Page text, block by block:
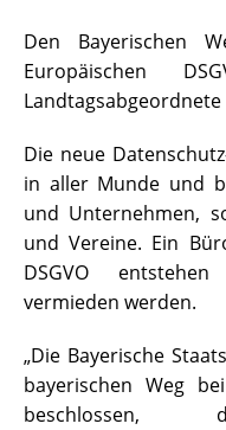
Den Bayerischen
Europäischen
Die neue
in aller Munde und
und Unternehmen,
und Vereine. Ein
DSGVO
vermieden werden.
„Die Bayerische
bayerischen Weg